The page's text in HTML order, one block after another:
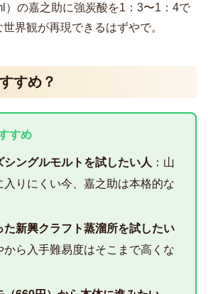
）の嘉之助に強炭酸を1：3〜1：4で
界観が再現できるはずやで。
すめ？
すめ
シングルモルトを試したい人 ：山
入りにくい今、嘉之助は本格的な
た新興クラフト蒸溜所を試したい
から入手難易度はそこまで高くな